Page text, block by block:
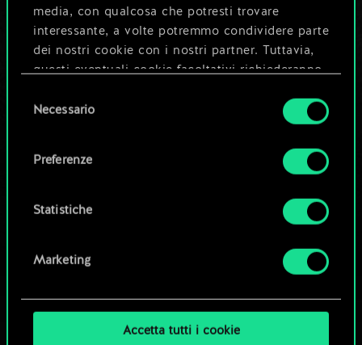
media, con qualcosa che potresti trovare
interessante, a volte potremmo condividere parte
dei nostri cookie con i nostri partner. Tuttavia,
questi eventuali cookie facoltativi richiederanno
Tutti i dettagli su come utilizziamo i cookie e su
disponibili nel menu "Impostazioni" qui sotto.
delNecessario
Preferenze
Statistiche
Marketing
Accetta tutti i cookie
guida
Modifica mazzo
Esplora i mazzi della community